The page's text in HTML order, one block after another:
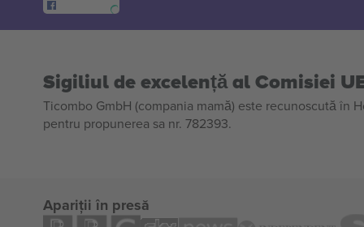
Sigiliul de excelență al Comisiei
Ticombo GmbH (compania mamă) este recunoscută în
pentru propunerea sa nr. 782393.
Apariții în presă